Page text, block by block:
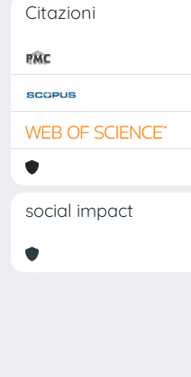
Citazioni
social impact